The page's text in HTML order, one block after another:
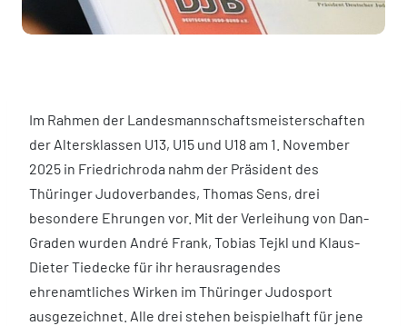
Im Rahmen der Landesmannschaftsmeisterschaften
der Altersklassen U13, U15 und U18 am 1. November
2025 in Friedrichroda nahm der Präsident des
Thüringer Judoverbandes, Thomas Sens, drei
besondere Ehrungen vor. Mit der Verleihung von Dan-
Graden wurden André Frank, Tobias Tejkl und Klaus-
Dieter Tiedecke für ihr herausragendes
ehrenamtliches Wirken im Thüringer Judosport
ausgezeichnet. Alle drei stehen beispielhaft für jene